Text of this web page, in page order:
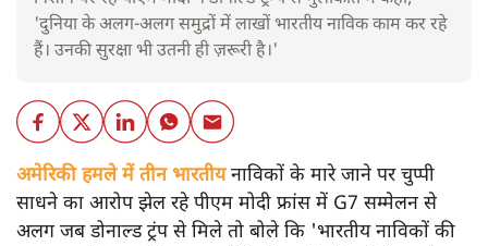
'दुनिया के अलग-अलग समुद्रों में लाखों भारतीय नाविक काम कर रहे
हैं। उनकी सुरक्षा भी उतनी ही ज़रूरी है।'
अमेरिकी हमले में तीन भारतीयनाविकों के मारे जाने पर चुप्पी
साधने का आरोप झेल रहे पीएम मोदी फ्रांस में G7 सम्मेलन से
अलग जब डोनाल्ड ट्रंप से मिले तो बोले कि 'भारतीय नाविकों की